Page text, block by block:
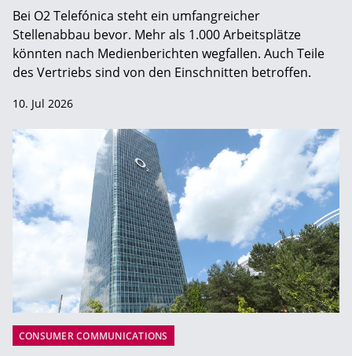
Bei O2 Telefónica steht ein umfangreicher
Stellenabbau bevor. Mehr als 1.000 Arbeitsplätze
könnten nach Medienberichten wegfallen. Auch Teile
des Vertriebs sind von den Einschnitten betroffen.
10. Jul 2026
CONSUMER COMMUNICATIONS